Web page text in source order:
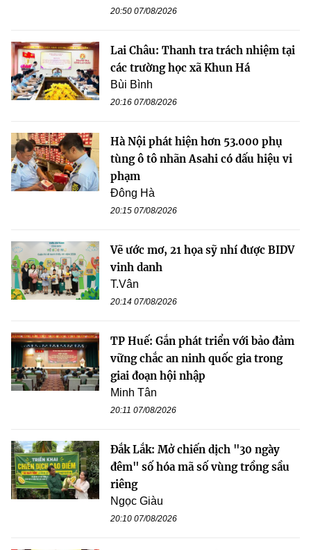
20:50 07/08/2026
Lai Châu: Thanh tra trách nhiệm tại
các trường học xã Khun Há
Bùi Bình
20:16 07/08/2026
Hà Nội phát hiện hơn 53.000 phụ
tùng ô tô nhãn Asahi có dấu hiệu vi
phạm
Đông Hà
20:15 07/08/2026
Vẽ ước mơ, 21 họa sỹ nhí được BIDV
vinh danh
T.Vân
20:14 07/08/2026
TP Huế: Gắn phát triển với bảo đảm
vững chắc an ninh quốc gia trong
giai đoạn hội nhập
Minh Tân
20:11 07/08/2026
Đắk Lắk: Mở chiến dịch "30 ngày
đêm" số hóa mã số vùng trồng sầu
riêng
Ngọc Giàu
20:10 07/08/2026